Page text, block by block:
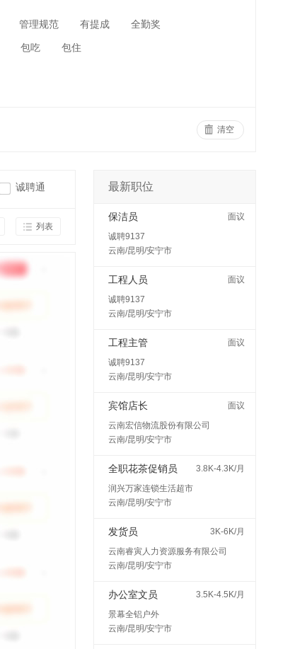
管理规范 有提成 全勤奖
包吃 包住
清空
诚聘通
列表
最新职位
保洁员
面议
诚聘9137
云南/昆明/安宁市
工程人员
面议
诚聘9137
云南/昆明/安宁市
工程主管
面议
诚聘9137
云南/昆明/安宁市
宾馆店长
面议
云南宏信物流股份有限公司
云南/昆明/安宁市
全职花茶促销员
3.8K-4.3K/月
润兴万家连锁生活超市
云南/昆明/安宁市
发货员
3K-6K/月
云南睿寅人力资源服务有限公司
云南/昆明/安宁市
办公室文员
3.5K-4.5K/月
景幕全铝户外
云南/昆明/安宁市